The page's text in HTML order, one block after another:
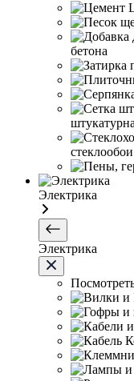
бетона
стеклообои
Электрика
Электрика